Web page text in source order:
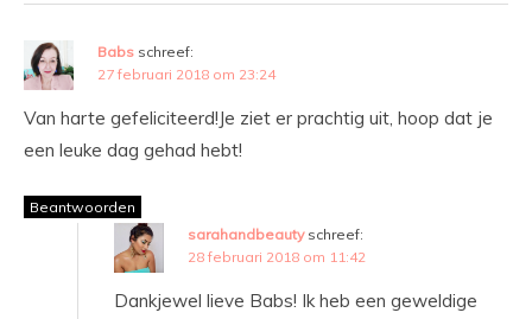
Babs schreef:
27 februari 2018 om 23:24
Van harte gefeliciteerd!Je ziet er prachtig uit, hoop dat je
een leuke dag gehad hebt!
Beantwoorden
sarahandbeauty schreef:
28 februari 2018 om 11:42
Dankjewel lieve Babs! Ik heb een geweldige